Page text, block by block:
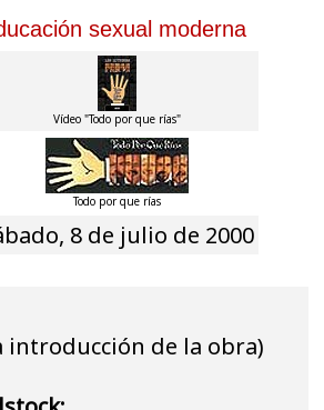
sexual moderna
Vídeo "Todo por que rías"
Todo por que rías
8 de julio de 2000
introducción de la obra)